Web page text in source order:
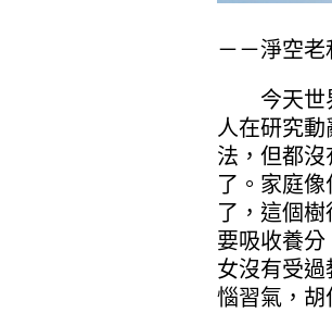
－－淨空
今天世界
人在研究
法，但都
了。家庭
了，這個
要吸收養
女沒有受
惱習氣，胡